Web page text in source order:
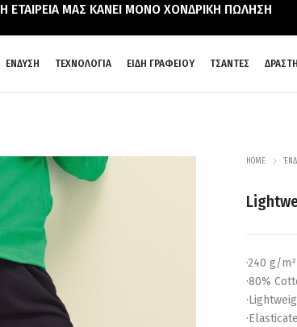
Η ΕΤΑΙΡΕΙΑ ΜΑΣ ΚΑΝΕΙ ΜΟΝΟ ΧΟΝΔΡΙΚΗ ΠΩΛΗΣΗ
ΕΝΔΥΣΗ ΤΕΧΝΟΛΟΓΙΑ ΕΙΔΗ ΓΡΑΦΕΙΟΥ ΤΣΑΝΤΕΣ
HOME
·240 g/m²
·80%